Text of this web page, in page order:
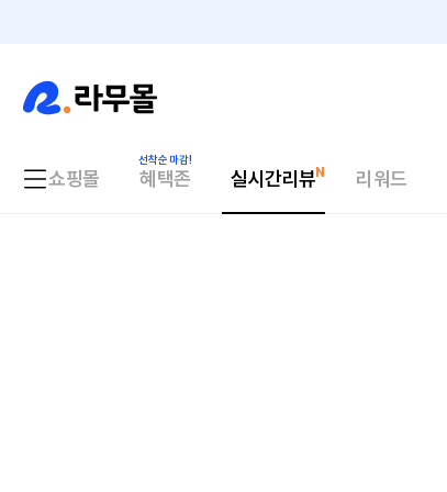
쇼핑몰 혜택존 실시간리뷰 리워드